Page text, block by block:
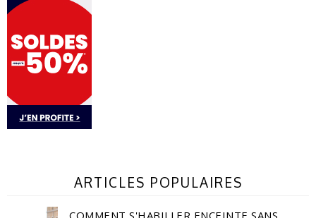
ARTICLES POPULAIRES
COMMENT S'HABILLER ENCEINTE SANS